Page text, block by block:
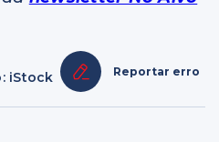
iStock
Reportar erro